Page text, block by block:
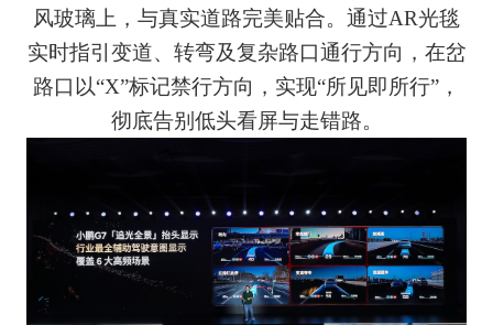
风玻璃上，与真实道路完美贴合。通过AR光毯
实时指引变道、转弯及复杂路口通行方向，在岔
路口以“X”标记禁行方向，实现“所见即所行”，
彻底告别低头看屏与走错路。